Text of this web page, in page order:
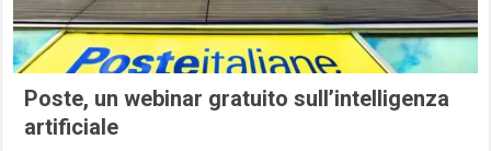
Poste, un webinar gratuito sull’intelligenza
artificiale